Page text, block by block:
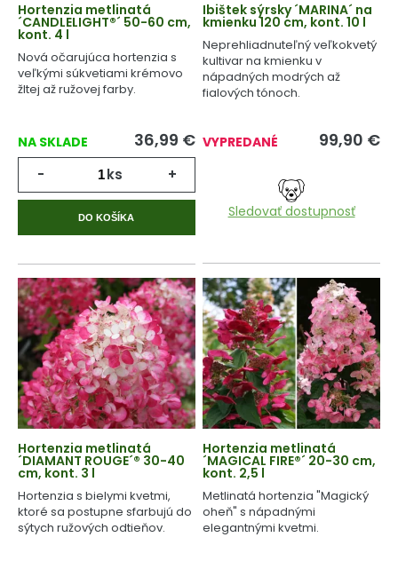
Hortenzia metlinatá
´CANDLELIGHT®´ 50-60 cm,
kont. 4 l
Nová očarujúca hortenzia s
veľkými súkvetiami krémovo
žltej až ružovej farby.
NA SKLADE 36,99 €
- ks +
DO KOŠÍKA
Ibištek sýrsky ´MARINA´ na
kmienku 120 cm, kont. 10 l
Neprehliadnuteľný veľkokvetý
kultivar na kmienku v
nápadných modrých až
fialových tónoch.
VYPREDANÉ 99,90 €
Sledovať dostupnosť
Hortenzia metlinatá
´DIAMANT ROUGE´® 30-40
cm, kont. 3 l
Hortenzia s bielymi kvetmi,
ktoré sa postupne sfarbujú do
sýtych ružových odtieňov.
Hortenzia metlinatá
´MAGICAL FIRE®´ 20-30 cm,
kont. 2,5 l
Metlinatá hortenzia "Magický
oheň" s nápadnými
elegantnými kvetmi.